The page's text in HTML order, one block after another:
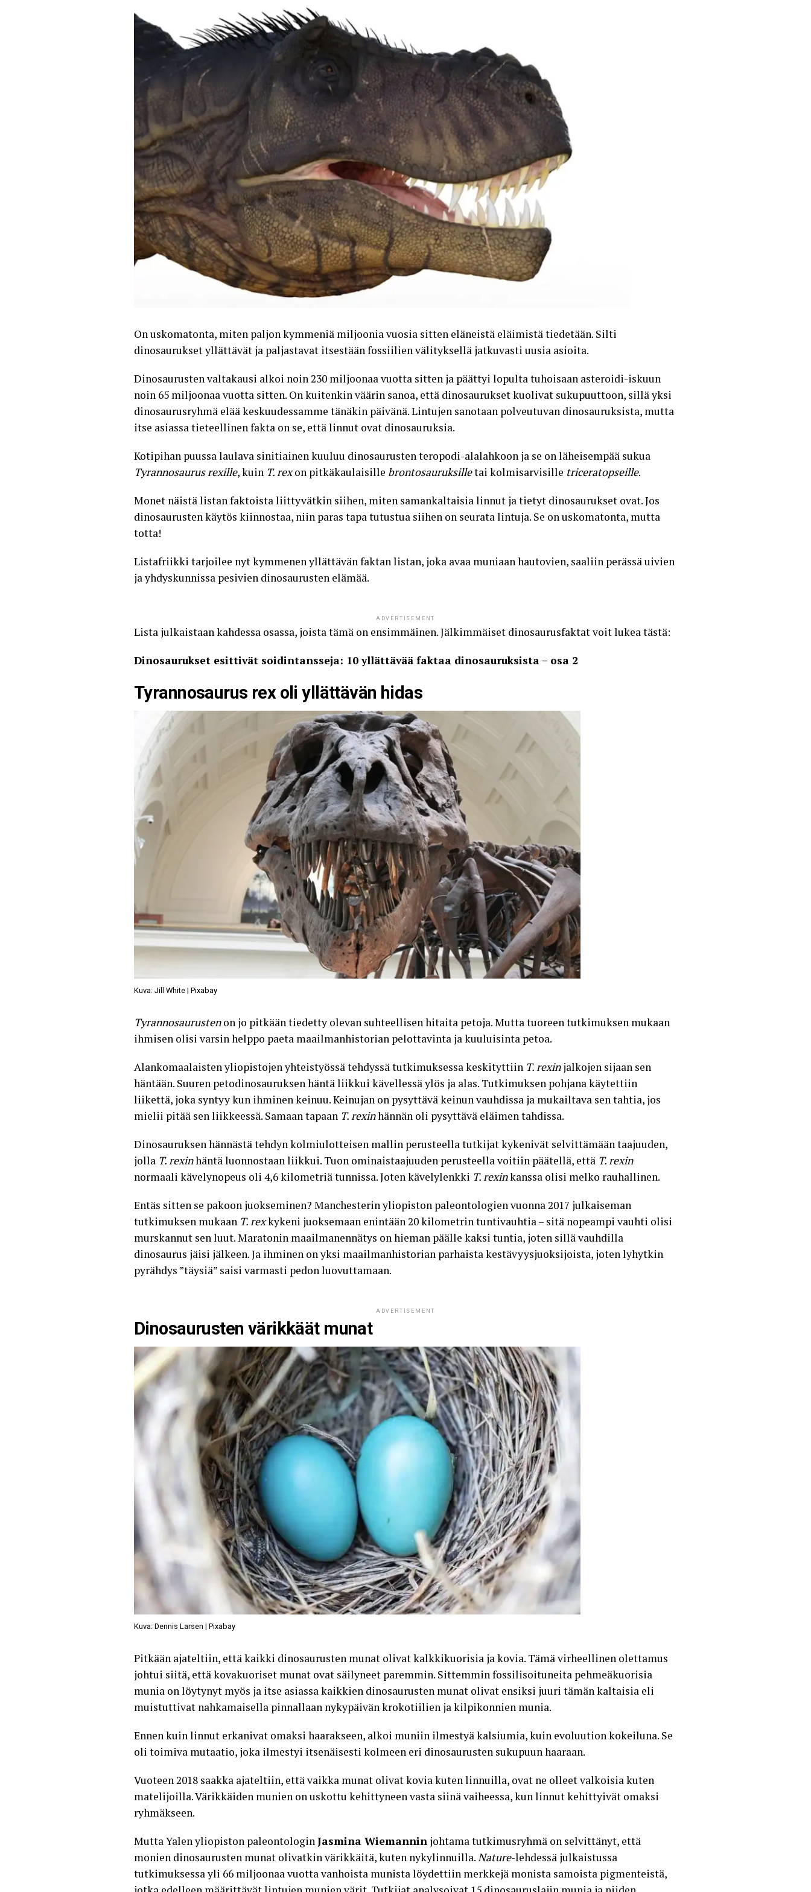
On uskomatonta, miten paljon kymmeniä miljoonia vuosia sitten eläneistä eläimistä tiedetään. Silti
dinosaurukset yllättävät ja paljastavat itsestään fossiilien välityksellä jatkuvasti uusia asioita.
Dinosaurusten valtakausi alkoi noin 230 miljoonaa vuotta sitten ja päättyi lopulta tuhoisaan asteroidi-iskuun
noin 65 miljoonaa vuotta sitten. On kuitenkin väärin sanoa, että dinosaurukset kuolivat sukupuuttoon, sillä yksi
dinosaurusryhmä elää keskuudessamme tänäkin päivänä. Lintujen sanotaan polveutuvan dinosauruksista, mutta
itse asiassa tieteellinen fakta on se, ettälinnut ovat dinosauruksia.
Kotipihan puussa laulava sinitiainen kuuluu dinosaurusten teropodi-alalahkoon ja se on läheisempää sukua
Tyrannosaurus rexille, kuin T. rexon pitkäkaulaisille brontosauruksilletai kolmisarvisille triceratopseille.
Monet näistä listan faktoista liittyvätkin siihen, miten samankaltaisia linnut ja tietyt dinosaurukset ovat. Jos
dinosaurusten käytös kiinnostaa, niin paras tapa tutustua siihen on seurata lintuja. Se on uskomatonta, mutta
totta!
Listafriikki tarjoilee nyt kymmenen yllättävän faktan listan, joka avaa muniaan hautovien, saaliin perässä uivien
ja yhdyskunnissa pesivien dinosaurusten elämää.
ADVERTISEMENT
Lista julkaistaan kahdessa osassa, joista tämä on ensimmäinen. Jälkimmäiset dinosaurusfaktat voit lukea tästä:
Dinosaurukset esittivät soidintansseja: 10 yllättävää faktaa dinosauruksista – osa 2
Tyrannosaurus rex oli yllättävän hidas
Kuva: Jill White | Pixabay
Tyrannosaurustenon jo pitkään tiedetty olevan suhteellisenhitaita petoja. Mutta tuoreen tutkimuksen mukaan
ihmisen olisi varsin helppo paeta maailmanhistorian pelottavinta ja kuuluisinta petoa.
Alankomaalaisten yliopistojen yhteistyössä tehdyssä tutkimuksessa keskityttiin T. rexinjalkojen sijaan sen
häntään. Suuren petodinosauruksen häntä liikkui kävellessä ylös ja alas. Tutkimuksen pohjana käytettiin
liikettä, joka syntyy kun ihminen keinuu. Keinujan on pysyttävä keinun vauhdissa ja mukailtava sen tahtia, jos
mielii pitää sen liikkeessä. Samaan tapaan T. rexinhännän oli pysyttävä eläimen tahdissa.
Dinosauruksen hännästä tehdyn kolmiulotteisen mallin perusteella tutkijat kykenivät selvittämään taajuuden,
jolla T. rexinhäntä luonnostaan liikkui. Tuon ominaistaajuuden perusteella voitiin päätellä, että T. rexin
normaali kävelynopeus oli 4,6 kilometriä tunnissa. Joten kävelylenkki T. rexinkanssa olisi melko rauhallinen.
Entäs sitten se pakoon juokseminen? Manchesterin yliopiston paleontologien vuonna 2017 julkaiseman
tutkimuksen mukaan T. rexkykeni juoksemaan enintään 20 kilometrin tuntivauhtia– sitä nopeampi vauhti olisi
murskannut sen luut. Maratonin maailmanennätys on hieman päälle kaksi tuntia, joten sillä vauhdilla
dinosaurus jäisi jälkeen. Ja ihminen on yksi maailmanhistorian parhaista kestävyysjuoksijoista, joten lyhytkin
pyrähdys ”täysiä” saisi varmasti pedon luovuttamaan.
ADVERTISEMENT
Dinosaurusten värikkäät munat
Kuva: Dennis Larsen | Pixabay
Pitkään ajateltiin, että kaikki dinosaurusten munat olivat kalkkikuorisia ja kovia. Tämä virheellinen olettamus
johtui siitä, että kovakuoriset munat ovat säilyneet paremmin. Sittemmin fossilisoituneita pehmeäkuorisia
munia on löytynyt myös ja itse asiassa kaikkien dinosaurusten munat olivat ensiksi juuri tämän kaltaisia eli
muistuttivat nahkamaisella pinnallaan nykypäivän krokotiilien ja kilpikonnien munia.
Ennen kuin linnut erkanivat omaksi haarakseen, alkoi muniin ilmestyä kalsiumia, kuin evoluution kokeiluna. Se
oli toimiva mutaatio, joka ilmestyi itsenäisesti kolmeen eri dinosaurusten sukupuun haaraan.
Vuoteen 2018 saakka ajateltiin, että vaikka munat olivat kovia kuten linnuilla, ovat ne olleet valkoisia kuten
matelijoilla. Värikkäiden munien on uskottu kehittyneen vasta siinä vaiheessa, kun linnut kehittyivät omaksi
ryhmäkseen.
Mutta Yalen yliopiston paleontologinJasmina Wiemannin johtama tutkimusryhmä on selvittänyt, että
monien dinosaurusten munat olivatkin värikkäitä, kuten nykylinnuilla.Nature-lehdessä julkaistussa
tutkimuksessa yli 66 miljoonaa vuotta vanhoista munista löydettiin merkkejä monista samoista pigmenteistä,